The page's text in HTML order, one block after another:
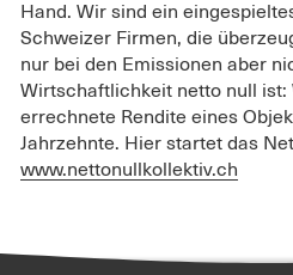
Hand. Wir sind ein
Schweizer Firmen, die
nur bei den Emissionen aber
Wirtschaftlichkeit netto null ist:
errechnete Rendite eines
Jahrzehnte. Hier startet das
www.nettonullkollektiv.ch